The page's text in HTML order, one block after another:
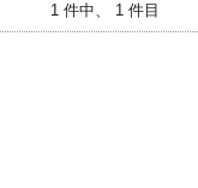
1 件中、 1 件目